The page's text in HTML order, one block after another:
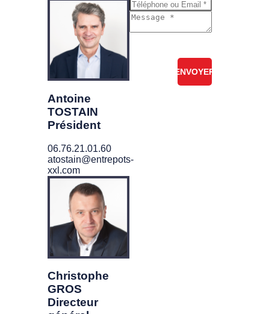
Antoine
TOSTAIN
Président
06.76.21.01.60
atostain@entrepots-
xxl.com
Christophe
GROS
Directeur